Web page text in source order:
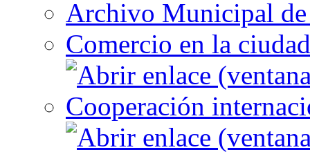
Archivo Municipal de
Comercio en la ciudad
Cooperación